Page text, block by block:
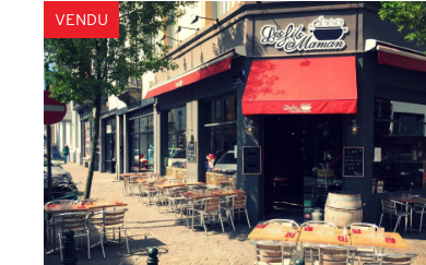
VENDU